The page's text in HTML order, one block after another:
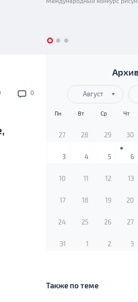
0 Август
Пн Вт Ср Чт
27 28 29 30
3 4 5 6
10 11 12 13
17 18 19 20
24 25 26 27
31 1 2 3
Также по теме